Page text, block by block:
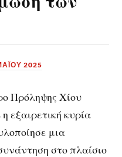
2025
Πρόληψης Χίου
εξαιρετική κυρία
μια
στο πλαίσιο